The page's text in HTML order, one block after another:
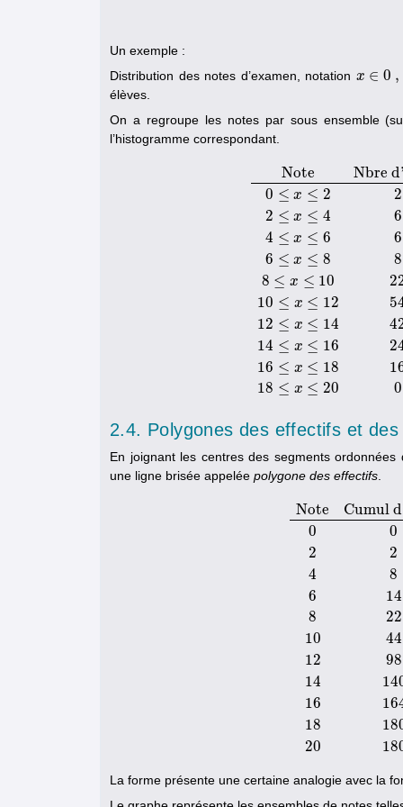
Un exemple :
Distribution des notes d’examen, notation x ∈ 0 ,
x∈0 , 20
élèves.
On a regroupe les notes par sous ensemble
l’histogramme correspondant.
Note
0 ≤ x ≤ 2
2 ≤ x ≤ 4
4 ≤ x ≤ 6
6 ≤ x ≤ 8
8 ≤ x ≤ 10
10 ≤ x ≤ 12
12 ≤ x ≤ 14
14 ≤ x ≤ 16
16 ≤ x ≤ 18
18 ≤ x ≤ 20
Nbre d'
2
6
6
8
0
NoteNbre d'élèves 22
2.4. Polygones des effectifs et
En joignant les centres des segments ordonnées
une ligne brisée appelée polygone des effectifs
Note
0
2
4
6
8
10
12
14
16
18
20
Cumul
0
2
8
14
22
44
98
La forme présente une certaine analogie avec la